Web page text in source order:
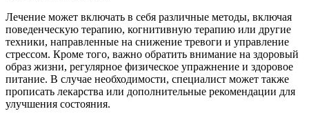
Лечение может включать в себя различные методы, включая
поведенческую терапию, когнитивную терапию или другие
техники, направленные на снижение тревоги и управление
стрессом. Кроме того, важно обратить внимание на здоровый
образ жизни, регулярное физическое упражнение и здоровое
питание. В случае необходимости, специалист может также
прописать лекарства или дополнительные рекомендации для
улучшения состояния.